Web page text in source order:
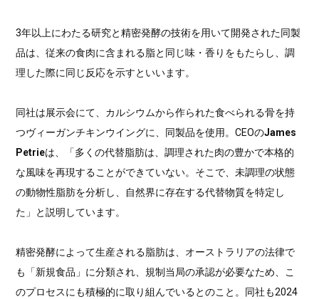
3年以上にわたる研究と精密発酵の技術を用いて開発された同製
品は、従来の食肉に含まれる脂と同じ味・香りをもたらし、調
理した際に同じ反応を示すといいます。
同社は展示会にて、カルシウムから作られた食べられる骨を持
つヴィーガンチキンウイングに、同製品を使用。CEOのJames
Petrieは、「多くの代替脂肪は、調理された肉の豊かで本格的
な風味を再現することができていない。そこで、未調理の状態
の動物性脂肪を分析し、自然界に存在する代替物質を特定し
た」と説明しています。
精密発酵によって生産される脂肪は、オーストラリアの法律で
も「新規食品」に分類され、規制当局の承認が必要なため、こ
のプロセスにも積極的に取り組んでいるとのこと。同社も2024